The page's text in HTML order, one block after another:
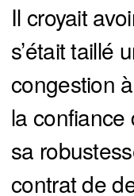
Il croyait
s’était taillé
congestion
la confiance
sa
contrat de